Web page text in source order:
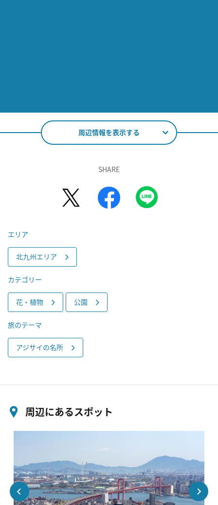
周辺情報を表示する
SHARE
エリア
北九州エリア
カテゴリー
花・植物 公園
旅のテーマ
アジサイの名所
周辺にあるスポット